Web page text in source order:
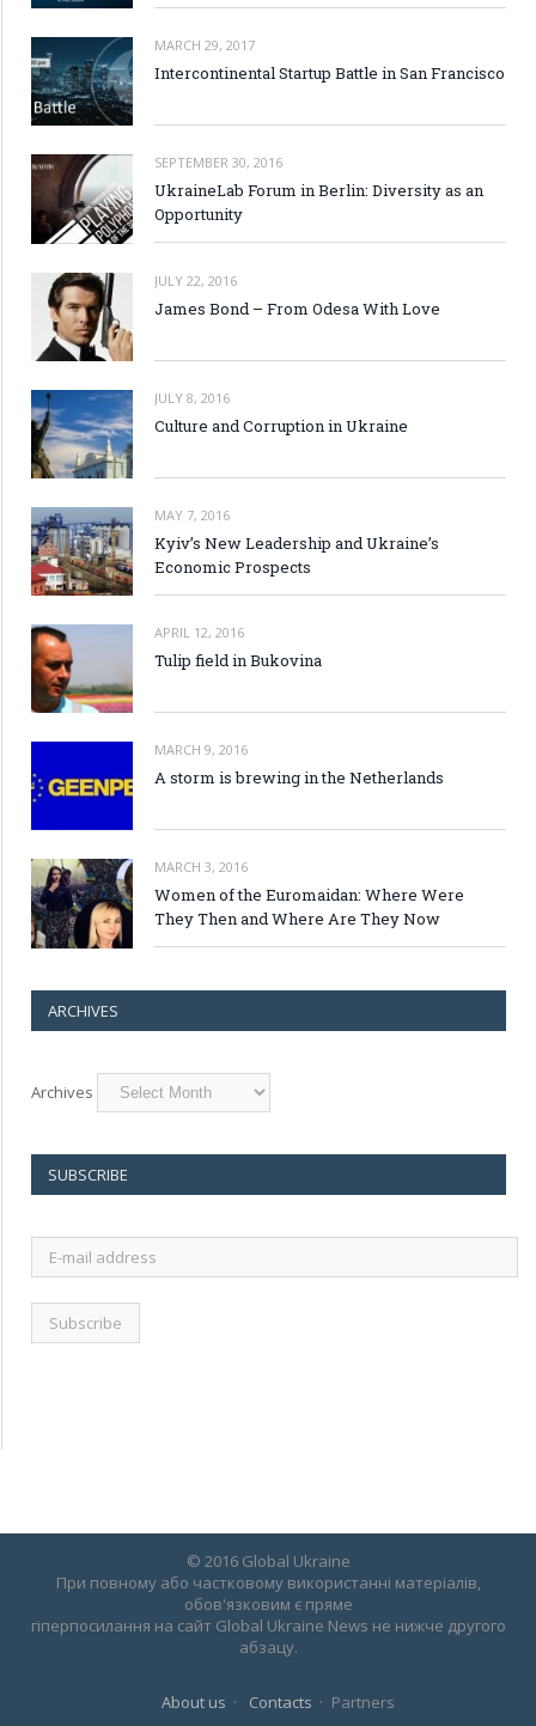
MARCH 29, 2017
Intercontinental Startup Battle in San Francisco
SEPTEMBER 30, 2016
UkraineLab Forum in Berlin: Diversity as an
Opportunity
JULY 22, 2016
James Bond – From Odesa With Love
JULY 8, 2016
Culture and Corruption in Ukraine
MAY 7, 2016
Kyiv’s New Leadership and Ukraine’s
Economic Prospects
APRIL 12, 2016
Tulip field in Bukovina
MARCH 9, 2016
A storm is brewing in the Netherlands
MARCH 3, 2016
Women of the Euromaidan: Where Were
They Then and Where Are They Now
ARCHIVES
Archives
SUBSCRIBE
mail
© 2016 Global Ukraine
При повному або частковому використанні матеріалів,
обов'язковим є пряме
гіперпосилання на сайт Global Ukraine News не нижче другого
абзацу.
About us Contacts Partners